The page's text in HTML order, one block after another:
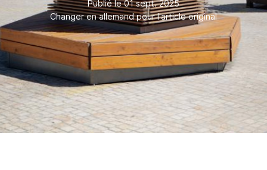
Publié le 01 sept. 2025
Changer en allemand pour l'article original